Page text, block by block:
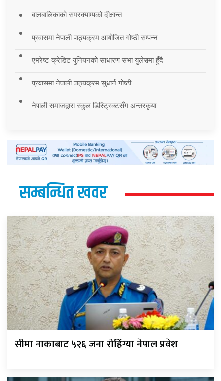
बालबालिकाको समरक्याम्पको दीक्षान्त
प्रवासमा नेपाली पाठ्यक्रम आयोजित गोष्ठी सम्पन्न
एभरेष्ट क्रेडिट युनियनको साधारण सभा युलेसमा हुँदै
प्रवासमा नेपाली पाठ्यक्रम सुधार्न गोष्ठी
नेपाली समाजद्वारा स्कुल डिस्ट्रिक्टसँग अन्तरकृया
सम्बन्धित खवर
सीमा नाकाबाट ५२६ जना रोहिंग्या नेपाल प्रवेश